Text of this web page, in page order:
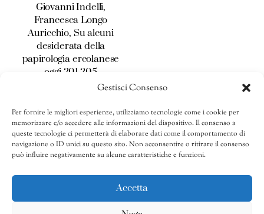
Gestisci Consenso
Per fornire le migliori esperienze, utilizziamo tecnologie come i cookie per
memorizzare e/o accedere alle informazioni del dispositivo. Il consenso a
queste tecnologie ci permetterà di elaborare dati come il comportamento di
navigazione o ID unici su questo sito. Non acconsentire o ritirare il consenso
può influire negativamente su alcune caratteristiche e funzioni.
Accetta
Giovanni Indelli,
Francesca Longo
Auricchio, Su alcuni
desiderata della
papirologia ercolanese
oggi 201-205
AGGIUNGI AL
CARRELLO
Share